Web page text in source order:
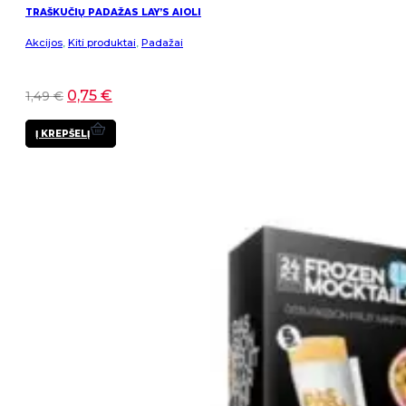
TRAŠKUČIŲ PADAŽAS LAY’S AIOLI
Akcijos, Kiti produktai, Padažai
1,49€ 0,75 €
Į KREPŠELĮ